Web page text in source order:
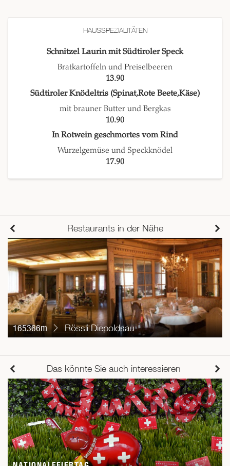
HAUSSPEZIALITÄTEN
Schnitzel Laurin mit Südtiroler Speck
Bratkartoffeln und Preiselbeeren
13.90
Südtiroler Knödeltris (Spinat,Rote Beete,Käse)
mit brauner Butter und Bergkas
10.90
In Rotwein geschmortes vom Rind
Wurzelgemüse und Speckknödel
17.90
Restaurants in der Nähe
165366m Rössli Diepoldsau
Das könnte Sie auch interessieren